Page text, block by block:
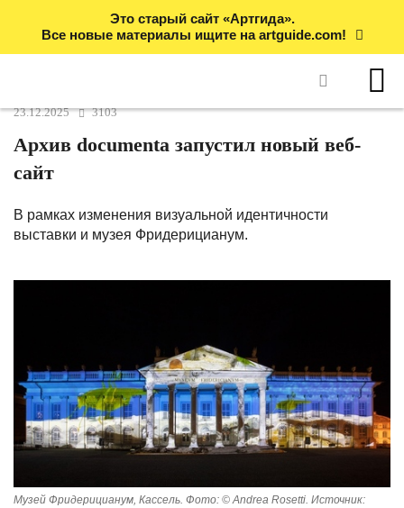
Это старый сайт «Артгида».
Все новые материалы ищите на artguide.com!
23.12.2025 3103
Архив documenta запустил новый веб-
сайт
В рамках изменения визуальной идентичности
выставки и музея Фридерицианум.
Музей Фридерицианум, Кассель. Фото: © Andrea Rosetti. Источник: